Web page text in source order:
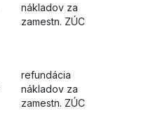
nákladov za
zamestn. ZÚC
refundácia
nákladov za
zamestn. ZÚC